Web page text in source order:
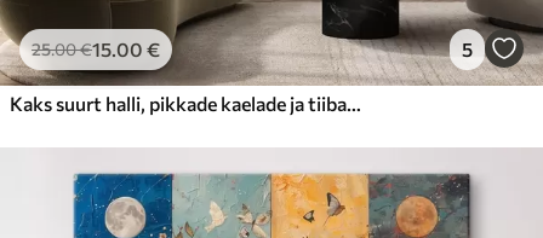
25.00€15.00 € 5
Kaks suurt halli, pikkade kaelade ja tiibadega kraanat, mis seisavad puudest ümbritsetud udujärves